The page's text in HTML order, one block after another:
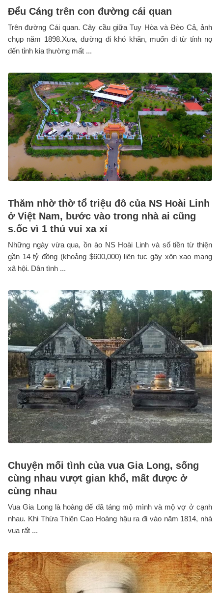
Đểu Cáng trên con đường cái quan
Trên đường Cái quan. Cây cầu giữa Tuy Hòa và Đèo Cả, ảnh
chụp năm 1898.Xưa, dường đi khó khăn, muốn đi từ tỉnh nọ
đến tỉnh kia thường mất ...
Thăm nhờ thờ tổ triệu đô của NS Hoài Linh
ở Việt Nam, bước vào trong nhà ai cũng
s.ốc vì 1 thú vui xa xỉ
Những ngày vừa qua, ồn ào NS Hoài Linh và số tiền từ thiện
gần 14 tỷ đồng (khoảng $600,000) liên tục gây xôn xao mạng
xã hội. Dân tình ...
Chuyện mối tình của vua Gia Long, sống
cùng nhau vượt gian khổ, mất được ở
cùng nhau
Vua Gia Long là hoàng đế đã táng mộ mình và mộ vợ ở cạnh
nhau. Khi Thừa Thiên Cao Hoàng hậu ra đi vào năm 1814, nhà
vua rất ...